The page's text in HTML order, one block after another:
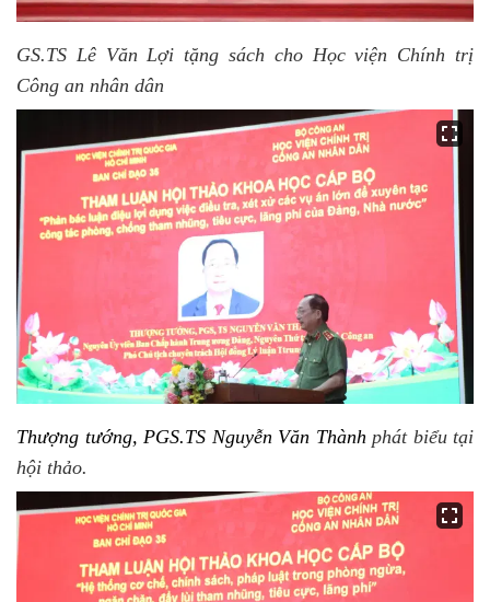
GS.TS Lê Văn Lợi tặng sách cho Học viện Chính trị
Công an nhân dân
Thượng tướng, PGS.TS Nguyễn Văn Thành phát biểu tại
hội thảo.